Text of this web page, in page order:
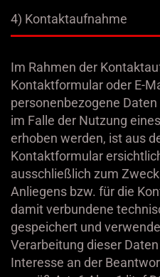
4) Kontaktaufnahme
Im Rahmen der
Kontaktformular oder E-
personenbezogene
im Falle der Nutzung
erhoben werden, ist aus
Kontaktformular
ausschließlich zum
Anliegens bzw. für die
damit verbundene
gespeichert und
Verarbeitung dieser
Interesse an der